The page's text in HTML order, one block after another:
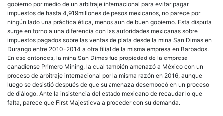
gobierno por medio de un arbitraje internacional para evitar pagar
impuestos de hasta 4,919millones de pesos mexicanos, no parece por
ningún lado una práctica ética, menos aun de buen gobierno. Esta disputa
surge en torno a una diferencia con las autoridades mexicanas sobre
impuestos pagados sobre las ventas de plata desde la mina San Dimas en
Durango entre 2010-2014 a otra filial de la misma empresa en Barbados.
En ese entonces, la mina San Dimas fue propiedad de la empresa
canadiense Primero Mining, la cual también amenazó a México con un
proceso de arbitraje internacional por la misma razón en 2016, aunque
luego se desistió después de que su amenaza desembocó en un proceso
de diálogo. Ante la insistencia del estado mexicano de recaudar lo que
falta, parece que First Majesticva a proceder con su demanda.